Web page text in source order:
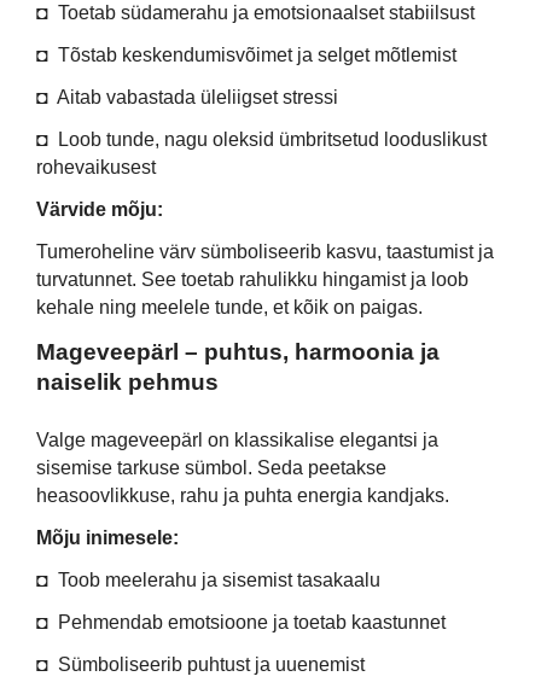
◘ Toetab südamerahu ja emotsionaalset stabiilsust
◘ Tõstab keskendumisvõimet ja selget mõtlemist
◘ Aitab vabastada üleliigset stressi
◘ Loob tunde, nagu oleksid ümbritsetud looduslikust
rohevaikusest
Värvide mõju:
Tumeroheline värv sümboliseerib kasvu, taastumist ja
turvatunnet. See toetab rahulikku hingamist ja loob
kehale ning meelele tunde, et kõik on paigas.
Mageveepärl – puhtus, harmoonia ja
naiselik pehmus
Valge mageveepärl on klassikalise elegantsi ja
sisemise tarkuse sümbol. Seda peetakse
heasoovlikkuse, rahu ja puhta energia kandjaks.
Mõju inimesele:
◘ Toob meelerahu ja sisemist tasakaalu
◘ Pehmendab emotsioone ja toetab kaastunnet
◘ Sümboliseerib puhtust ja uuenemist